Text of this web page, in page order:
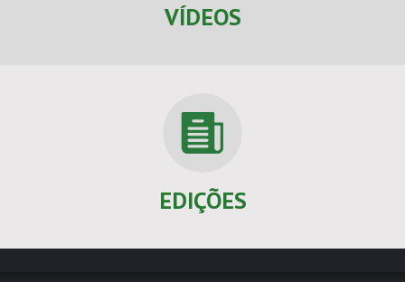
VÍDEOS
EDIÇÕES